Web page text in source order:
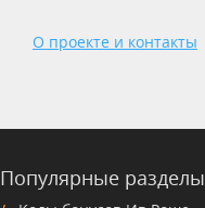
О проекте и контакты
Популярные разделы